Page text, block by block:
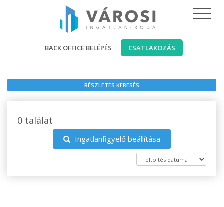
BACK OFFICE BELÉPÉS CSATLAKOZÁS
RÉSZLETES KERESÉS
0 találat
Ingatlanfigyelő beállítása